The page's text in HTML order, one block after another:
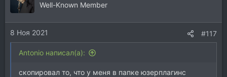
и
и
:
Well-Known Member
8 Ноя 2021 #117
Antonio написал(а):
скопировал то, что у меня в папке юзерплагинс